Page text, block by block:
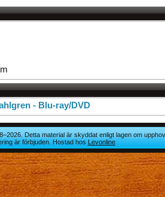
- Blu-ray/DVD
Detta material är skyddat enligt lagen om
är förbjuden. Hostad hosLevonline